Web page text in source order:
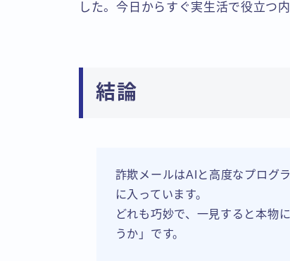
した。今日からすぐ実生活で役立つ
結論
詐欺メールはAIと高度なプログ
に入っています。
どれも巧妙で、一見すると本物
うか」です。